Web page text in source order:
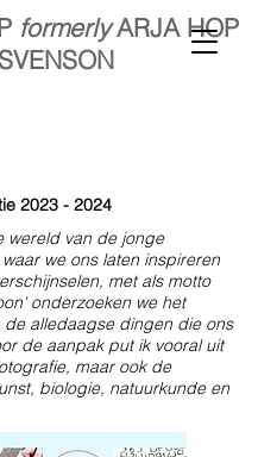
formerlyARJA HOP
2023 - 2024
wereld van de jonge
we ons laten inspireren
met als motto
onderzoeken we het
de alledaagse dingen die ons
de aanpak put ik vooral uit
maar ook de
biologie, natuurkunde en